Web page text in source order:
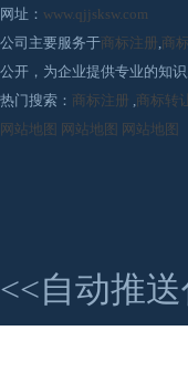
网址： www.qjjsksw.com
公司主要服务于商标注册 ,商
公开，为企业提供专业的知识
热门搜索： 商标注册 ,商标转
网站地图 网站地图 网站地图
<<自动推